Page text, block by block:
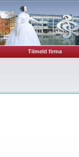
Tilmeld firma